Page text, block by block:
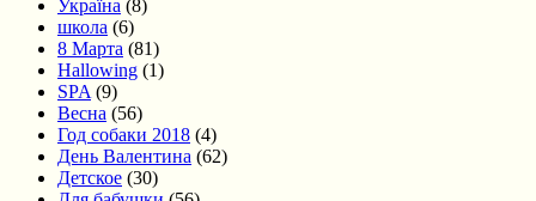
Україна (8)
школа (6)
8 Марта (81)
Hallowing (1)
SPA (9)
Весна (56)
Год собаки 2018 (4)
День Валентина (62)
Детское (30)